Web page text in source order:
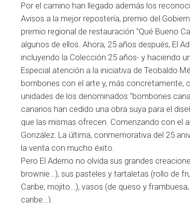
Por el camino han llegado además los
Avisos a la mejor repostería, premio del
premio regional de restauración "Qué Bueno
algunos de ellos. Ahora, 25 años después, El
incluyendo la Colección 25 años- y haciendo
Especial atención a la iniciativa de Teobaldo
bombones con el arte y, más concretamente,
unidades de los denominados "bombones
canarios han cedido una obra suya para el
que las mismas ofrecen. Comenzando con el
González. La última, conmemorativa del 25
la venta con mucho éxito.
Pero El Aderno no olvida sus grandes
brownie…), sus pasteles y tartaletas (rollo de
Caribe, mojito…), vasos (de queso y
caribe…).